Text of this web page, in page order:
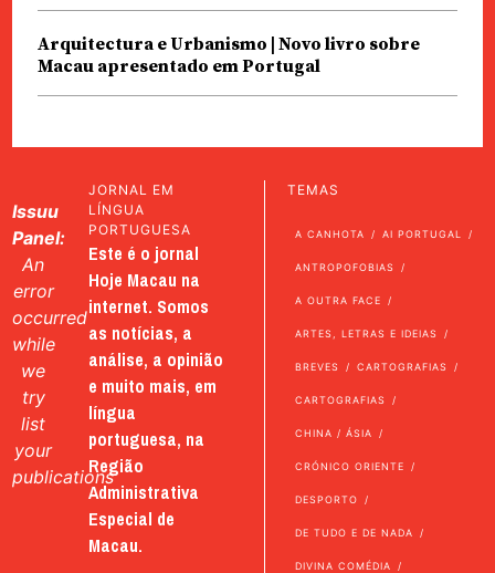
Arquitectura e Urbanismo | Novo livro sobre
Macau apresentado em Portugal
Issuu
Panel:
An
error
occurred
while
we
try
list
your
publications
JORNAL EM
LÍNGUA
PORTUGUESA
Este é o jornal
Hoje Macau na
internet. Somos
as notícias, a
análise, a opinião
e muito mais, em
língua
portuguesa, na
Região
Administrativa
Especial de
Macau.
TEMAS
A CANHOTA AI PORTUGAL
ANTROPOFOBIAS
A OUTRA FACE
ARTES, LETRAS E IDEIAS
BREVES CARTOGRAFIAS
CARTOGRAFIAS
CHINA / ÁSIA
CRÓNICO ORIENTE
DESPORTO
DE TUDO E DE NADA
DIVINA COMÉDIA